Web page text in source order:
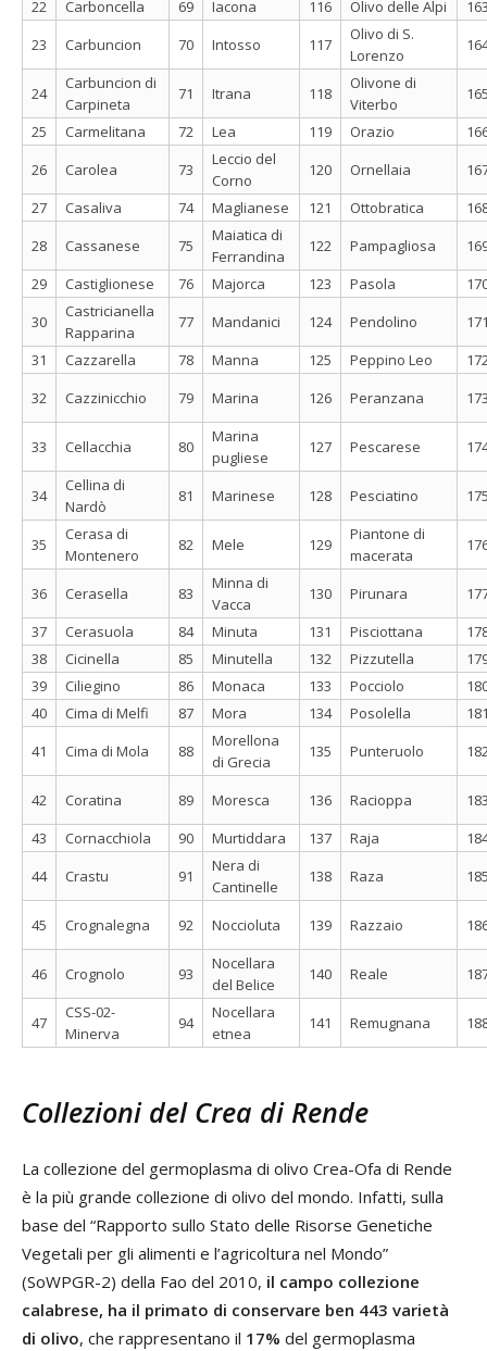
22 Carboncella 69 Iacona 116 Olivo delle Alpi
23
Carbuncion 70 Intosso 117
Olivo di S.
Lorenzo
24
Carbuncion di
Carpineta
71 Itrana 118
Olivone di
Viterbo
25
Carmelitana 72 Lea 119 Orazio
26
Carolea 73
Leccio del
Corno
120 Ornellaia
27
Casaliva 74 Maglianese 121 Ottobratica
28
Cassanese 75
Maiatica di
Ferrandina
122 Pampagliosa
29
Castiglionese 76 Majorca 123 Pasola
30
Castricianella
Rapparina
77 Mandanici 124 Pendolino
31
Cazzarella 78 Manna 125 Peppino Leo
32
Cazzinicchio 79 Marina 126 Peranzana
33 Cellacchia 80
Marina
pugliese
127 Pescarese
34
Cellina di
Nardò
81 Marinese 128 Pesciatino
35
Cerasa di
Montenero
82 Mele 129
Piantone di
macerata
36 Cerasella 83
Minna di
Vacca
130 Pirunara
37
Cerasuola 84 Minuta 131 Pisciottana
38
Cicinella 85 Minutella 132 Pizzutella
39
Ciliegino 86 Monaca 133 Pocciolo
40
Cima di Melfi 87 Mora 134 Posolella
41
Cima di Mola 88
Morellona
di Grecia
135 Punteruolo
42 Coratina 89 Moresca 136 Racioppa
43
Cornacchiola 90 Murtiddara 137 Raja
44
Crastu 91
Nera di
Cantinelle
138 Raza
45 Crognalegna 92 Noccioluta 139 Razzaio
46 Crognolo 93
Nocellara
del Belice
140 Reale
47
CSS-02-
Minerva
94
Nocellara
etnea
141 Remugnana
Collezioni del Crea di Rende
La collezione del germoplasma di olivo Crea-Ofa di Rende
è la più grande collezione di olivo del mondo. Infatti, sulla
base del “Rapporto sullo Stato delle Risorse Genetiche
Vegetali per gli alimenti e l’agricoltura nel Mondo”
(SoWPGR-2) della Fao del 2010, il campo collezione
calabrese, ha il primato di conservare ben 443 varietà
di olivo, che rappresentano il 17% del germoplasma